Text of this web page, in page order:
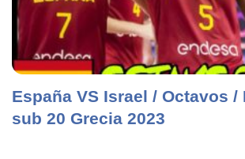
España VS Israel / Octavos /
sub 20 Grecia 2023